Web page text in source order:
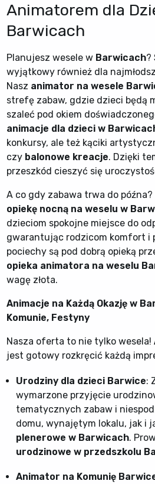
Animatorem dla
Barwicach
Planujesz wesele w Barwicach?
wyjątkowy również dla
Nasz animator na wesele
strefę zabaw, gdzie dzieci będą
szaleć pod okiem
animacje dla dzieci w
konkursy, ale też kąciki
czy balonowe kreacje. Dzięki
przeszkód cieszyć się
A co gdy zabawa trwa do
opiekę nocną na weselu w
dzieciom spokojne miejsce do
gwarantując rodzicom komfort i
pociechy są pod dobrą opieką
opieka animatora na weselu
wagę złota.
Animacje na Każdą Okazję w
Komunie, Festyny
Nasza oferta to nie tylko wesela!
jest gotowy rozkręcić każdą
Urodziny dla dzieci Barwice:
wymarzone przyjęcie
tematycznych zabaw i
domu, wynajętym lokalu, jak i
plenerowe w Barwicach.
urodzinowe w przedszkolu
Animator na Komunię